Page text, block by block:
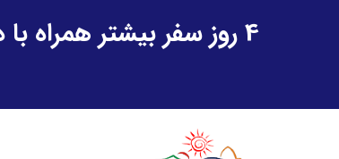
4 روز سفر بیشتر همراه با دیدار از شهر تاریخی خیوه و یک پرواز داخلی ازبکستان هدیه ویژه سفر شهریورماه